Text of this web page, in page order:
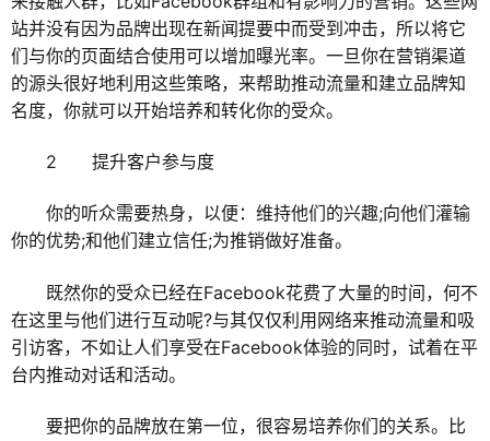
站并没有因为品牌出现在新闻提要中而受到冲击，所以将它
们与你的页面结合使用可以增加曝光率。一旦你在营销渠道
的源头很好地利用这些策略，来帮助推动流量和建立品牌知
名度，你就可以开始培养和转化你的受众。
2 提升客户参与度
你的听众需要热身，以便：维持他们的兴趣;向他们灌输
你的优势;和他们建立信任;为推销做好准备。
既然你的受众已经在Facebook花费了大量的时间，何不
在这里与他们进行互动呢?与其仅仅利用网络来推动流量和吸
引访客，不如让人们享受在Facebook体验的同时，试着在平
台内推动对话和活动。
要把你的品牌放在第一位，很容易培养你们的关系。比